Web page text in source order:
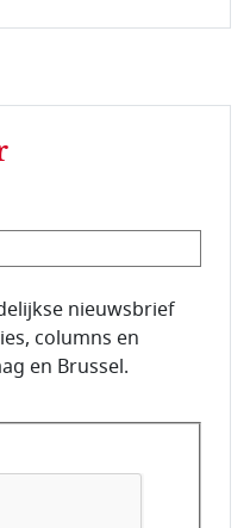
nieuwsbrief
columns en
en Brussel.